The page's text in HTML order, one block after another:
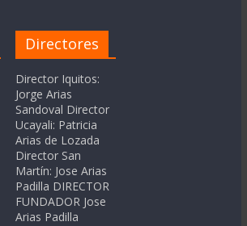
Directores
Director Iquitos:
Jorge Arias
Sandoval Director
Ucayali: Patricia
Arias de Lozada
Director San
Martín: Jose Arias
Padilla DIRECTOR
FUNDADOR Jose
Arias Padilla